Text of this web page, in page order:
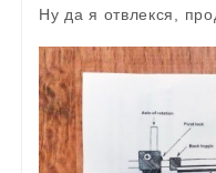
Ну да я отвлекся,